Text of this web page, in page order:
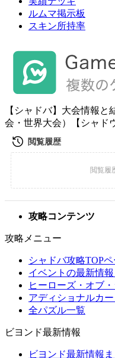
ルムマ掲示板
スキン所持率
【シャドバ】大会情報と
会・世界大会）【シャド
攻略コンテンツ
攻略メニュー
シャドバ攻略TOP
イベントの最新情
ヒーローズ・オブ
アディショナルカ
全パズル一覧
ビヨンド最新情報
ビヨンド最新情報